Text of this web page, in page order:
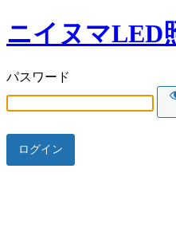
ニイヌマLED
パスワード